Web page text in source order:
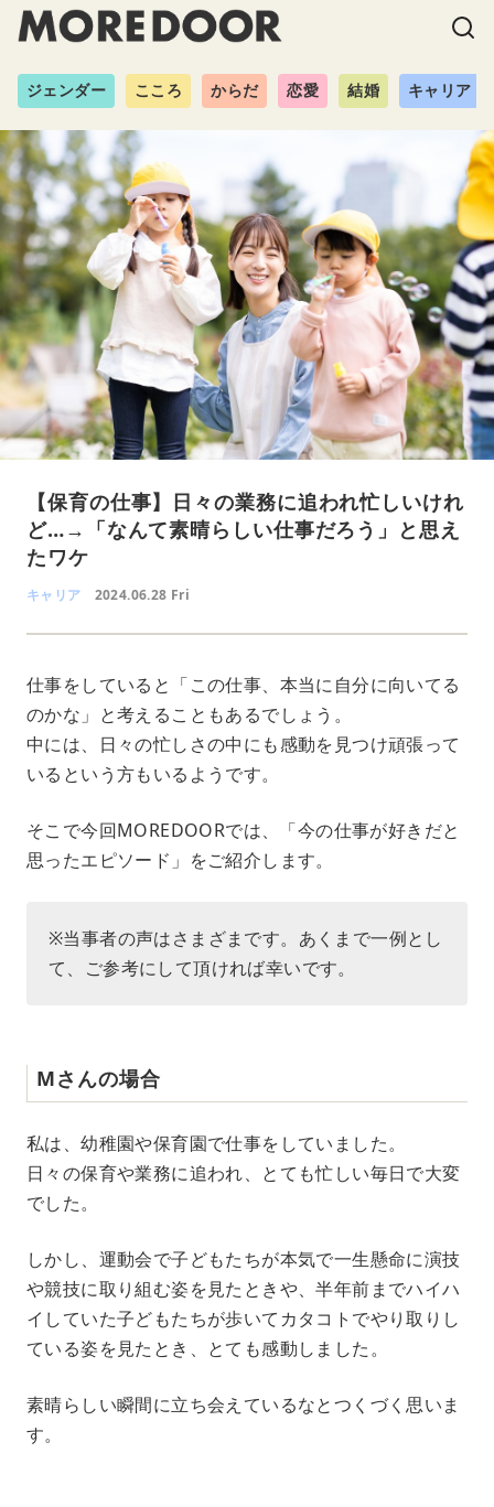
ジェンダー こころ からだ 恋愛 結婚 キャリア
【保育の仕事】日々の業務に追われ忙しいけれ
ど…→「なんて素晴らしい仕事だろう」と思え
たワケ
キャリア 2024.06.28 Fri
仕事をしていると「この仕事、本当に自分に向いてる
のかな」と考えることもあるでしょう。
中には、日々の忙しさの中にも感動を見つけ頑張って
いるという方もいるようです。
そこで今回MOREDOORでは、「今の仕事が好きだと
思ったエピソード」をご紹介します。
※当事者の声はさまざまです。あくまで一例とし
て、ご参考にして頂ければ幸いです。
Mさんの場合
私は、幼稚園や保育園で仕事をしていました。
日々の保育や業務に追われ、とても忙しい毎日で大変
でした。
しかし、運動会で子どもたちが本気で一生懸命に演技
や競技に取り組む姿を見たときや、半年前までハイハ
イしていた子どもたちが歩いてカタコトでやり取りし
ている姿を見たとき、とても感動しました。
素晴らしい瞬間に立ち会えているなとつくづく思いま
す。